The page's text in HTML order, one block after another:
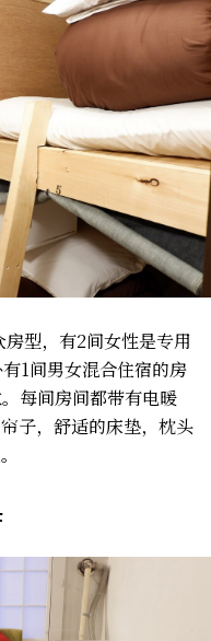
房型，有2间女性是专用
1间男女混合住宿的房
每间房间都带有电暖
子，舒适的床垫，枕头